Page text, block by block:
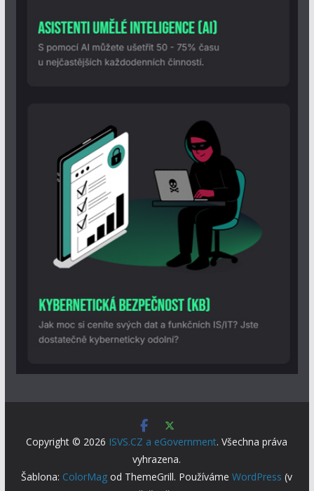
Copyright © 2026 ISVS.CZ a eGovernment. Všechna práva
vyhrazena.
Šablona: ColorMag od ThemeGrill. PoužívámeWordPress (v